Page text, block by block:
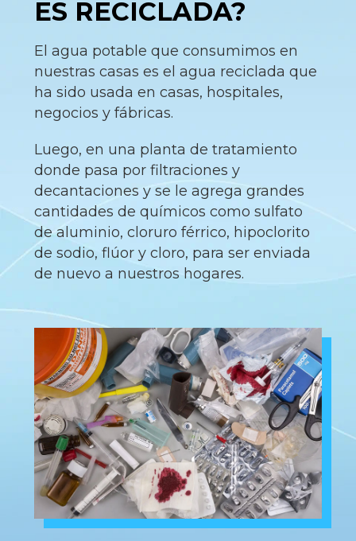
ES RECICLADA?
El agua potable que consumimos en
nuestras casas es el agua reciclada que
ha sido usada en casas, hospitales,
negocios y fábricas.
Luego, en una planta de tratamiento
donde pasa por filtraciones y
decantaciones y se le agrega grandes
cantidades de químicos como sulfato
de aluminio, cloruro férrico, hipoclorito
de sodio, flúor y cloro, para ser enviada
de nuevo a nuestros hogares.